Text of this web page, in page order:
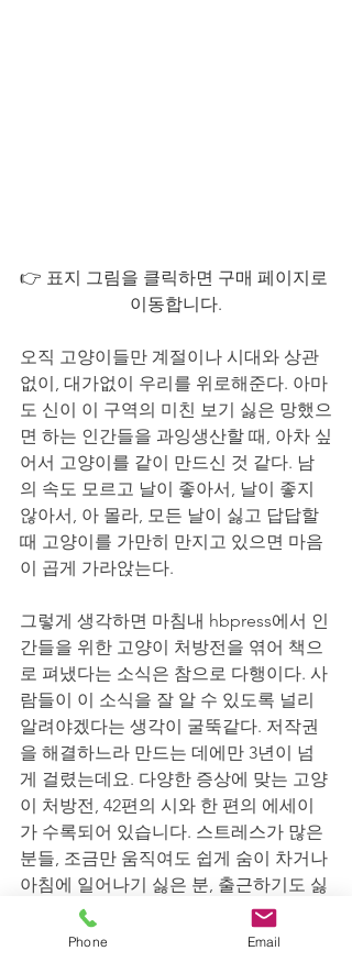
👉 표지 그림을 클릭하면 구매 페이지로
이동합니다.
오직 고양이들만 계절이나 시대와 상관
없이, 대가없이 우리를 위로해준다. 아마
도 신이 이 구역의 미친 보기 싫은 망했으
면 하는 인간들을 과잉생산할 때, 아차 싶
어서 고양이를 같이 만드신 것 같다. 남
의 속도 모르고 날이 좋아서, 날이 좋지
않아서, 아 몰라, 모든 날이 싫고 답답할
때 고양이를 가만히 만지고 있으면 마음
이 곱게 가라앉는다.
그렇게 생각하면 마침내 hbpress에서 인
간들을 위한 고양이 처방전을 엮어 책으
로 펴냈다는 소식은 참으로 다행이다. 사
람들이 이 소식을 잘 알 수 있도록 널리
알려야겠다는 생각이 굴뚝같다. 저작권
을 해결하느라 만드는 데에만 3년이 넘
게 걸렸는데요. 다양한 증상에 맞는 고양
이 처방전, 42편의 시와 한 편의 에세이
가 수록되어 있습니다. 스트레스가 많은
분들, 조금만 움직여도 쉽게 숨이 차거나
아침에 일어나기 싫은 분, 출근하기도 싫
은데 퇴근이 자꾸 미뤄지는 분들, 거기 네
네 지금 핸드폰 보시는, 분을 위해 여러
Phone Email